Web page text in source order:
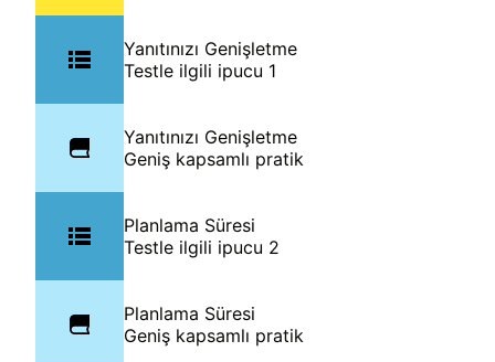
Yanıtınızı Genişletme
Testle ilgili ipucu 1
Yanıtınızı Genişletme
Geniş kapsamlı pratik
Planlama Süresi
Testle ilgili ipucu 2
Planlama Süresi
Geniş kapsamlı pratik